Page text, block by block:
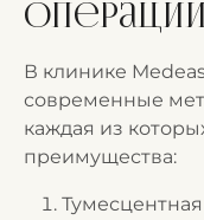
операции
В клинике
современные
каждая из
преимущества: